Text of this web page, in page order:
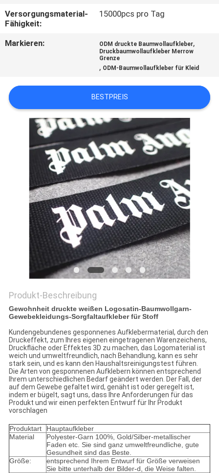
UNS
IN
VERBINDUNG
SIE EIN
ZITAT
SITEMAP
PRIVACY
POLICY
Versorgungsmaterial-
Fähigkeit:
15000pcs pro Tag
Markieren: ODM druckte Baumwollaufkleber,
Druckbaumwollaufkleber Merrow
Grenze
, ODM-Baumwollaufkleber für Kleid
BESTPREIS
Produkt-Beschreibung
Gewohnheit druckte weißen Logosatin-Baumwollgarn-
Gewebekleidungs-Sorgfaltaufkleber für Stoff
Kundengebundenes gesponnenes Aufklebermaterial, durch den
Druckeffekt, zum Ihres eigenen eingetragenen Warenzeichens,
Druckfläche oder Effektes 3D zu machen, das Logomaterial ist
weich und umweltfreundlich, nach Behandlung, kann es sehr
stark sein, und es kann den Haushaltsreinigungstest führen.
Die Arten von gesponnenen Aufklebern können entsprechend
Ihrem unterschiedlichen Bedarf geändert werden. Der Fall, der
auf dem Gewebe gefaltet wird, genäht ist oder geregelt ist,
indem er bügelt, sagt uns, dass Ihre Anforderungen für das
Produkt und wir einen perfekten Entwurf für Ihr Produkt
vorschlagen
Produktart
Hauptaufkleber
Material
Polyester-Garn 100%, Gold/Silber-metallischer
Faden etc. Sie sind ganz umweltfreundliche, gute
Gesundheit sind das Beste.
Größe:
entsprechend Ihrem Entwurf für Größe verweisen
Sie bitte unterhalb der Bilder-d, die Weise falten.